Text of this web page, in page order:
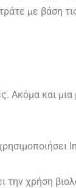
με βάση
Ακόμα και
την χρήση